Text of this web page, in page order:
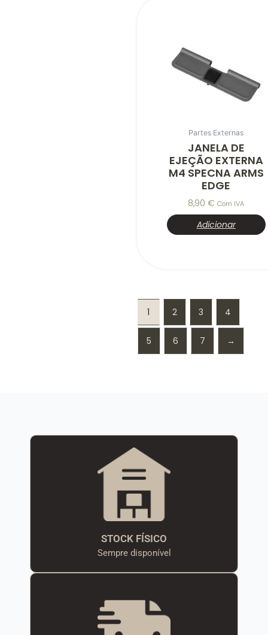
Partes Externas
JANELA DE
EJEÇÃO EXTERNA
M4 SPECNA ARMS
EDGE
8,90€ Com IVA
Adicionar
1 2 3 4
5 6 7 →
STOCK FÍSICO
Sempre disponível